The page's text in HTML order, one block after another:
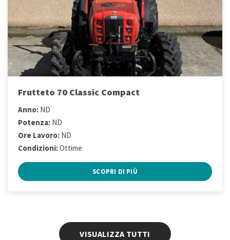
Frutteto 70 Classic Compact
Anno: ND
Potenza: ND
Ore Lavoro: ND
Condizioni:Ottime
SCOPRI DI PIÙ
VISUALIZZA TUTTI